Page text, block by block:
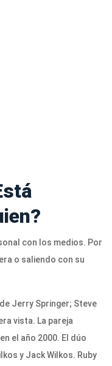
con los medios. Por
o saliendo con su
Jerry Springer; Steve
vista. La pareja
el año 2000. El dúo
y Jack Wilkos. Ruby